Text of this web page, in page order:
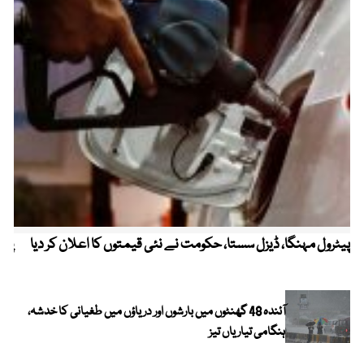
پیٹرول مہنگا، ڈیزل سستا، حکومت نے نئی قیمتوں کا اعلان کر دیا
آئندہ 48 گھنٹوں میں بارشوں اور دریاؤں میں طغیانی کا خدشہ،
ہنگامی تیاریاں تیز